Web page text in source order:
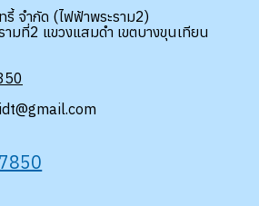
จำกัด (ไฟฟ้าพระราม2)
มที่2 แขวงแสมดำ เขตบางขุนเทียน